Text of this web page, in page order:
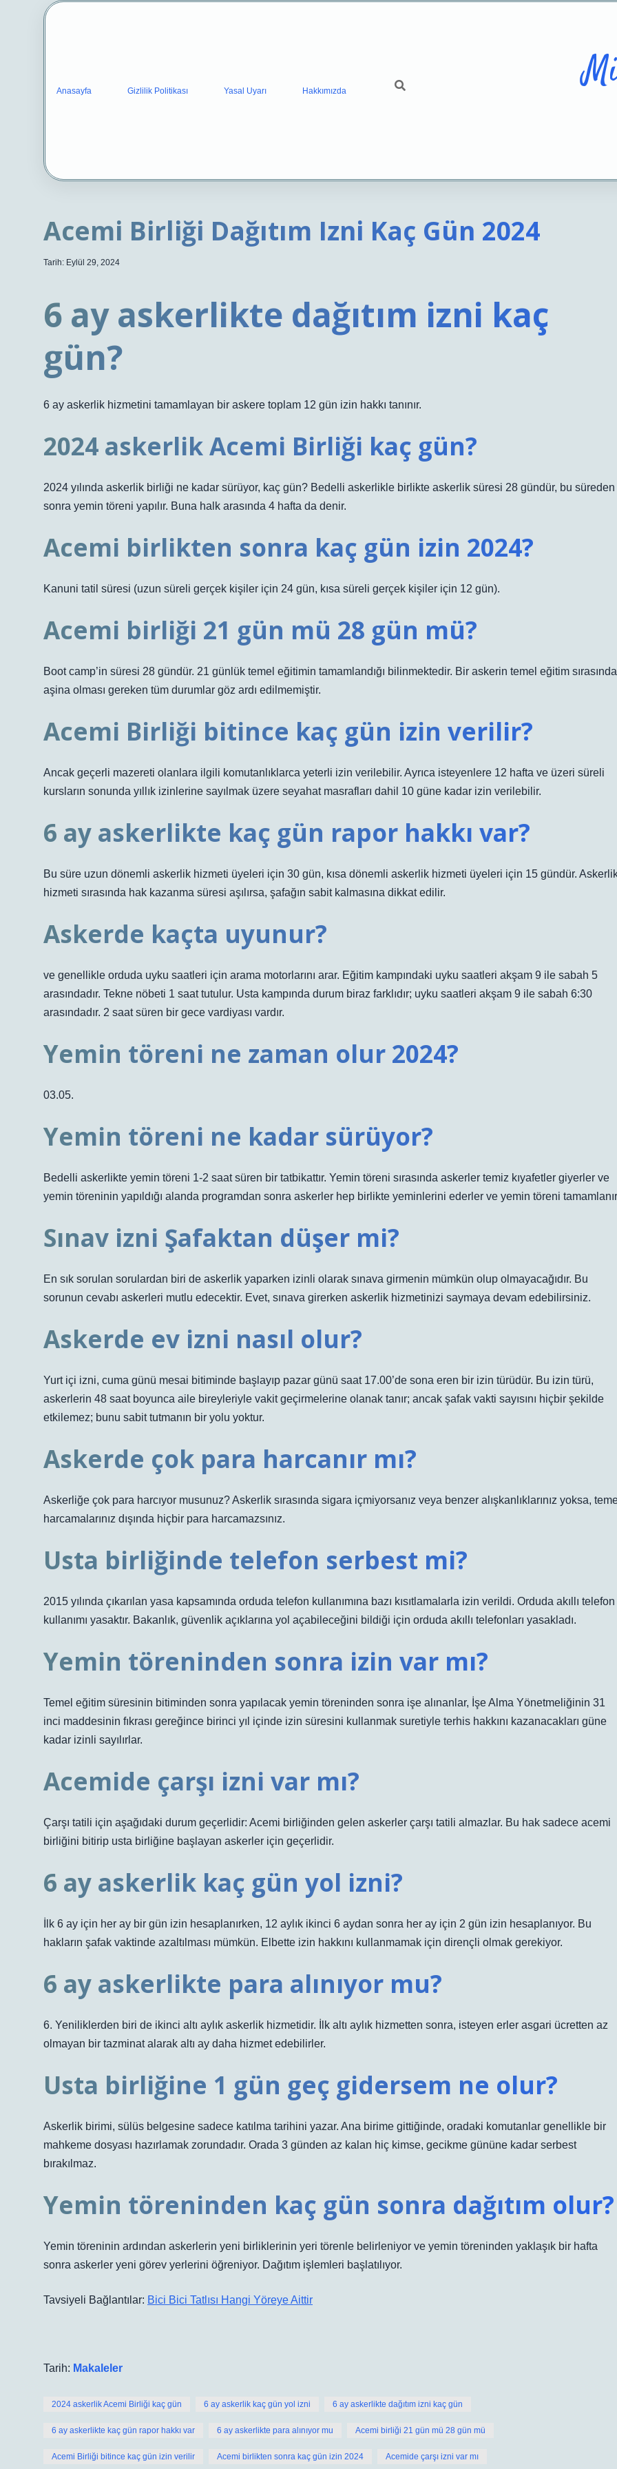
Anasayfa Gizlilik Politikası Yasal Uyarı Hakkımızda
Acemi Birliği Dağıtım Izni Kaç Gün 2024
Tarih: Eylül 29, 2024
6 ay askerlikte dağıtım izni kaç
gün?
6 ay askerlik hizmetini tamamlayan bir askere toplam 12 gün izin hakkı tanınır.
2024 askerlik Acemi Birliği kaç gün?
2024 yılında askerlik birliği ne kadar sürüyor, kaç gün? Bedelli askerlikle birlikte askerlik süresi 28 gündür, bu süreden
sonra yemin töreni yapılır. Buna halk arasında 4 hafta da denir.
Acemi birlikten sonra kaç gün izin 2024?
Kanuni tatil süresi (uzun süreli gerçek kişiler için 24 gün, kısa süreli gerçek kişiler için 12 gün).
Acemi birliği 21 gün mü 28 gün mü?
Boot camp’in süresi 28 gündür. 21 günlük temel eğitimin tamamlandığı bilinmektedir. Bir askerin temel eğitim sırasında
aşina olması gereken tüm durumlar göz ardı edilmemiştir.
Acemi Birliği bitince kaç gün izin verilir?
Ancak geçerli mazereti olanlara ilgili komutanlıklarca yeterli izin verilebilir. Ayrıca isteyenlere 12 hafta ve üzeri süreli
kursların sonunda yıllık izinlerine sayılmak üzere seyahat masrafları dahil 10 güne kadar izin verilebilir.
6 ay askerlikte kaç gün rapor hakkı var?
Bu süre uzun dönemli askerlik hizmeti üyeleri için 30 gün, kısa dönemli askerlik hizmeti üyeleri için 15 gündür.
hizmeti sırasında hak kazanma süresi aşılırsa, şafağın sabit kalmasına dikkat edilir.
Askerde kaçta uyunur?
ve genellikle orduda uyku saatleri için arama motorlarını arar. Eğitim kampındaki uyku saatleri akşam 9 ile sabah 5
arasındadır. Tekne nöbeti 1 saat tutulur. Usta kampında durum biraz farklıdır; uyku saatleri akşam 9 ile sabah 6:30
arasındadır. 2 saat süren bir gece vardiyası vardır.
Yemin töreni ne zaman olur 2024?
03.05.
Yemin töreni ne kadar sürüyor?
Bedelli askerlikte yemin töreni 1-2 saat süren bir tatbikattır. Yemin töreni sırasında askerler temiz kıyafetler giyerler ve
yemin töreninin yapıldığı alanda programdan sonra askerler hep birlikte yeminlerini ederler ve yemin töreni
Sınav izni Şafaktan düşer mi?
En sık sorulan sorulardan biri de askerlik yaparken izinli olarak sınava girmenin mümkün olup olmayacağıdır. Bu
sorunun cevabı askerleri mutlu edecektir. Evet, sınava girerken askerlik hizmetinizi saymaya devam edebilirsiniz.
Askerde ev izni nasıl olur?
Yurt içi izni, cuma günü mesai bitiminde başlayıp pazar günü saat 17.00’de sona eren bir izin türüdür. Bu izin türü,
askerlerin 48 saat boyunca aile bireyleriyle vakit geçirmelerine olanak tanır; ancak şafak vakti sayısını hiçbir şekilde
etkilemez; bunu sabit tutmanın bir yolu yoktur.
Askerde çok para harcanır mı?
Askerliğe çok para harcıyor musunuz? Askerlik sırasında sigara içmiyorsanız veya benzer alışkanlıklarınız yoksa,
harcamalarınız dışında hiçbir para harcamazsınız.
Usta birliğinde telefon serbest mi?
2015 yılında çıkarılan yasa kapsamında orduda telefon kullanımına bazı kısıtlamalarla izin verildi. Orduda akıllı telefon
kullanımı yasaktır. Bakanlık, güvenlik açıklarına yol açabileceğini bildiği için orduda akıllı telefonları yasakladı.
Yemin töreninden sonra izin var mı?
Temel eğitim süresinin bitiminden sonra yapılacak yemin töreninden sonra işe alınanlar, İşe Alma Yönetmeliğinin 31
inci maddesinin fıkrası gereğince birinci yıl içinde izin süresini kullanmak suretiyle terhis hakkını kazanacakları güne
kadar izinli sayılırlar.
Acemide çarşı izni var mı?
Çarşı tatili için aşağıdaki durum geçerlidir: Acemi birliğinden gelen askerler çarşı tatili almazlar. Bu hak sadece acemi
birliğini bitirip usta birliğine başlayan askerler için geçerlidir.
6 ay askerlik kaç gün yol izni?
İlk 6 ay için her ay bir gün izin hesaplanırken, 12 aylık ikinci 6 aydan sonra her ay için 2 gün izin hesaplanıyor. Bu
hakların şafak vaktinde azaltılması mümkün. Elbette izin hakkını kullanmamak için dirençli olmak gerekiyor.
6 ay askerlikte para alınıyor mu?
6. Yeniliklerden biri de ikinci altı aylık askerlik hizmetidir. İlk altı aylık hizmetten sonra, isteyen erler asgari ücretten az
olmayan bir tazminat alarak altı ay daha hizmet edebilirler.
Usta birliğine 1 gün geç gidersem ne olur?
Askerlik birimi, sülüs belgesine sadece katılma tarihini yazar. Ana birime gittiğinde, oradaki komutanlar genellikle bir
mahkeme dosyası hazırlamak zorundadır. Orada 3 günden az kalan hiç kimse, gecikme gününe kadar serbest
bırakılmaz.
Yemin töreninden kaç gün sonra dağıtım olur?
Yemin töreninin ardından askerlerin yeni birliklerinin yeri törenle belirleniyor ve yemin töreninden yaklaşık bir hafta
sonra askerler yeni görev yerlerini öğreniyor. Dağıtım işlemleri başlatılıyor.
Tavsiyeli Bağlantılar: Bici Bici Tatlısı Hangi Yöreye Aittir
Tarih: Makaleler
2024 askerlik Acemi Birliği kaç gün 6 ay askerlik kaç gün yol izni 6 ay askerlikte dağıtım izni kaç gün
6 ay askerlikte kaç gün rapor hakkı var 6 ay askerlikte para alınıyor mu Acemi birliği 21 gün mü 28 gün mü
Acemi Birliği bitince kaç gün izin verilir Acemi birlikten sonra kaç gün izin 2024 Acemide çarşı izni var mı